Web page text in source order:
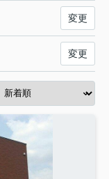
変更
変更